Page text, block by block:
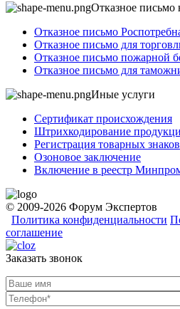
Отказное
Отказное письмо
Отказное письмо для
Отказное письмо пожарной
Отказное письмо для
Иные услуги
Сертификат происхождения
Штрихкодирование
Регистрация товарных знаков
Озоновое заключение
Включение в реестр
© 2009-2026 Форум Экспертов
Политика конфиденциальности
соглашение
Заказать звонок